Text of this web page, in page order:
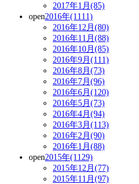
2017年1月(85)
open2016年(1111)
2016年12月(80)
2016年11月(88)
2016年10月(85)
2016年9月(111)
2016年8月(73)
2016年7月(96)
2016年6月(120)
2016年5月(73)
2016年4月(94)
2016年3月(113)
2016年2月(90)
2016年1月(88)
open2015年(1129)
2015年12月(77)
2015年11月(97)